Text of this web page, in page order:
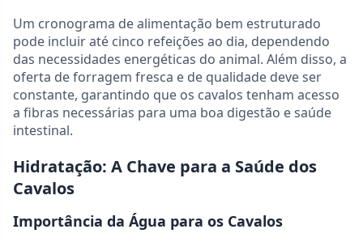
Um cronograma de alimentação bem estruturado
pode incluir até cinco refeições ao dia, dependendo
das necessidades energéticas do animal. Além disso, a
oferta de forragem fresca e de qualidade deve ser
constante, garantindo que os cavalos tenham acesso
a fibras necessárias para uma boa digestão e saúde
intestinal.
Hidratação: A Chave para a Saúde dos
Cavalos
Importância da Água para os Cavalos